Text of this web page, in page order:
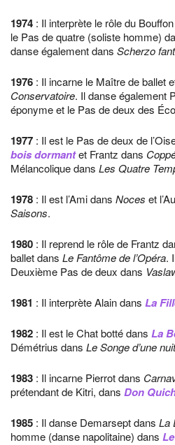
1974 : Il interprète le rôle du
le Pas de quatre (soliste homme)
danse également dans Scherzo
1976 : Il incarne le Maître de ballet
Conservatoire. Il danse également
éponyme et le Pas de deux des
1977 : Il est le Pas de deux de
bois dormantet Frantz dans
Mélancolique dans Les Quatre
1978 : Il est l’Ami dans Noces et
Saisons.
1980 : Il reprend le rôle de Frantz
ballet dans Le Fantôme de l’Opéra.
Deuxième Pas de deux dans
1981 : Il interprète Alain dans La
1982 : Il est le Chat botté dans La
Démétrius dans Le Songe d’une
1983 : Il incarne Pierrot dans
prétendant de Kitri, dans Don
1985 : Il danse Demarsept dans La
homme (danse napolitaine) dans